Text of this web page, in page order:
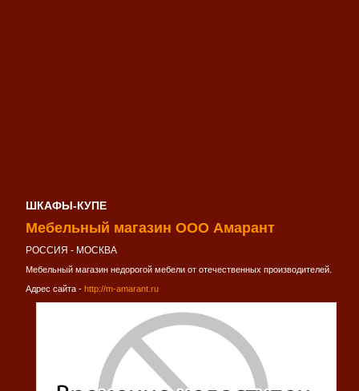
ШКАФЫ-КУПЕ
Мебельный магазин ООО Амарант
РОССИЯ - МОСКВА
Мебельный магазин недорогой мебели от отечественных производителей.
Адрес сайта - http://m-amarant.ru